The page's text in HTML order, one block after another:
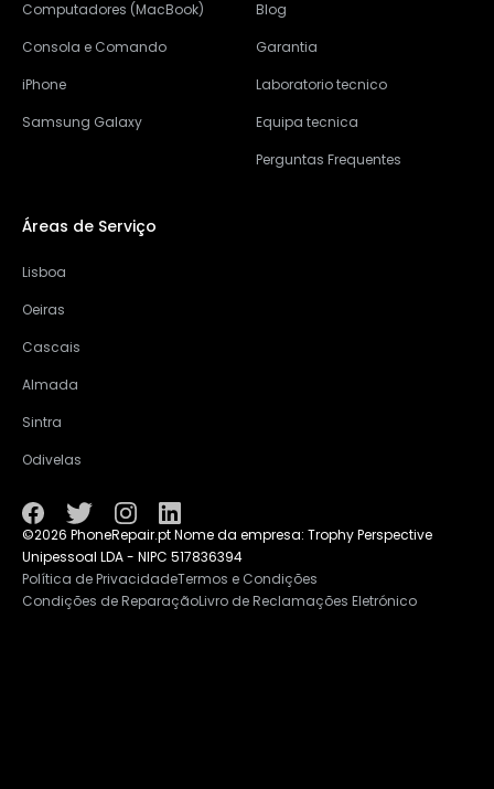
Computadores (MacBook)
Consola e Comando
iPhone
Samsung Galaxy
Blog
Garantia
Laboratorio tecnico
Equipa tecnica
Perguntas Frequentes
Áreas de Serviço
Lisboa
Oeiras
Cascais
Almada
Sintra
Odivelas
©2026 PhoneRepair.pt Nome da empresa: Trophy Perspective
Unipessoal LDA - NIPC 517836394
Política de PrivacidadeTermos e Condições
Condições de ReparaçãoLivro de Reclamações Eletrónico